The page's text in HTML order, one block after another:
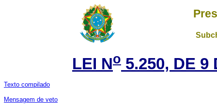
LEI No 5.250, DE 9
Texto compilado
Mensagem de veto